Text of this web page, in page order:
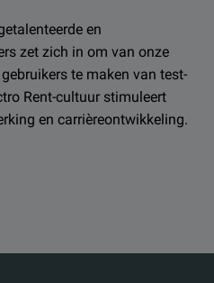
en
zet zich in om van onze
te maken van test-
Rent-cultuur stimuleert
en carrièreontwikkeling.